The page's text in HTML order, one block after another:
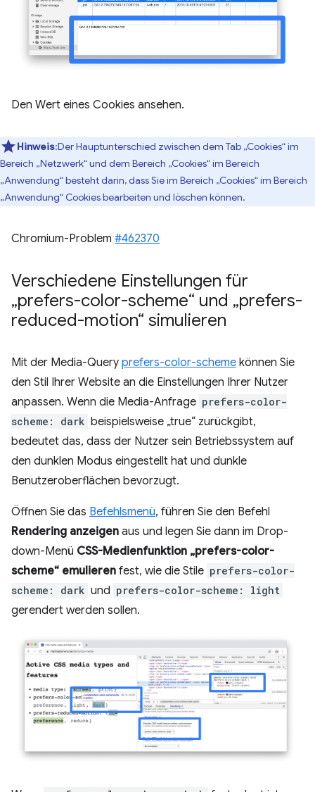
Den Wert eines Cookies ansehen.
Hinweis:Der Hauptunterschied zwischen dem Tab „Cookies“ im
Bereich „Netzwerk“ und dem Bereich „Cookies“ im Bereich
„Anwendung“ besteht darin, dass Sie im Bereich „Cookies“ im Bereich
„Anwendung“ Cookies bearbeiten und löschen können.
Chromium-Problem #462370
Verschiedene Einstellungen für
„prefers-color-scheme“ und „prefers-
reduced-motion“ simulieren
Mit der Media-Query prefers-color-scheme können Sie
den Stil Ihrer Website an die Einstellungen Ihrer Nutzer
anpassen. Wenn die Media-Anfrage prefers-color-
scheme: dark beispielsweise „true“ zurückgibt,
bedeutet das, dass der Nutzer sein Betriebssystem auf
den dunklen Modus eingestellt hat und dunkle
Benutzeroberflächen bevorzugt.
Öffnen Sie das Befehlsmenü, führen Sie den Befehl
Rendering anzeigen aus und legen Sie dann im Drop-
down-Menü CSS-Medienfunktion „prefers-color-
scheme“ emulieren fest, wie die Stile prefers-color-
scheme: dark und prefers-color-scheme: light
gerendert werden sollen.